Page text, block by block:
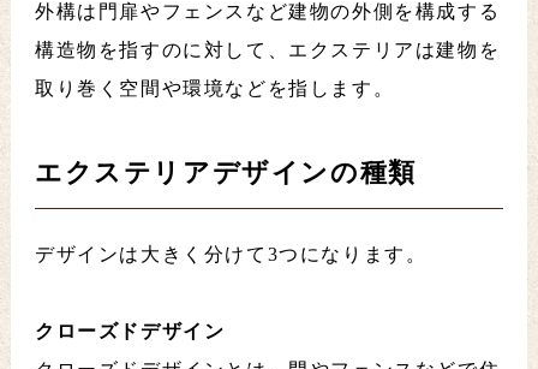
外構は門扉やフェンスなど建物の外側を構成する
構造物を指すのに対して、エクステリアは建物を
取り巻く空間や環境などを指します。
エクステリアデザインの種類
デザインは大きく分けて3つになります。
クローズドデザイン